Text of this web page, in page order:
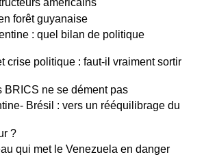
américains
forêt guyanaise
: quel bilan de politique
crise politique : faut-il vraiment sortir
BRICS ne se dément pas
Brésil : vers un rééquilibrage du
?
qui met le Venezuela en danger